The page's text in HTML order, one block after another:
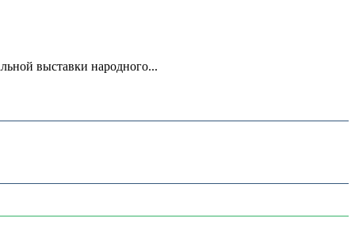
выставки народного...